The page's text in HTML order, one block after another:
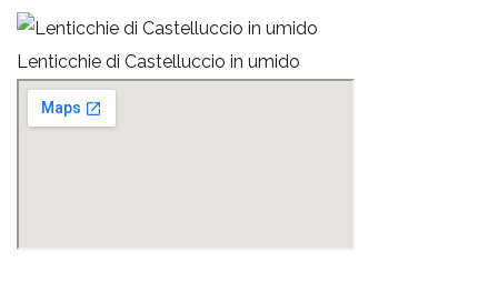
Lenticchie di Castelluccio in umido